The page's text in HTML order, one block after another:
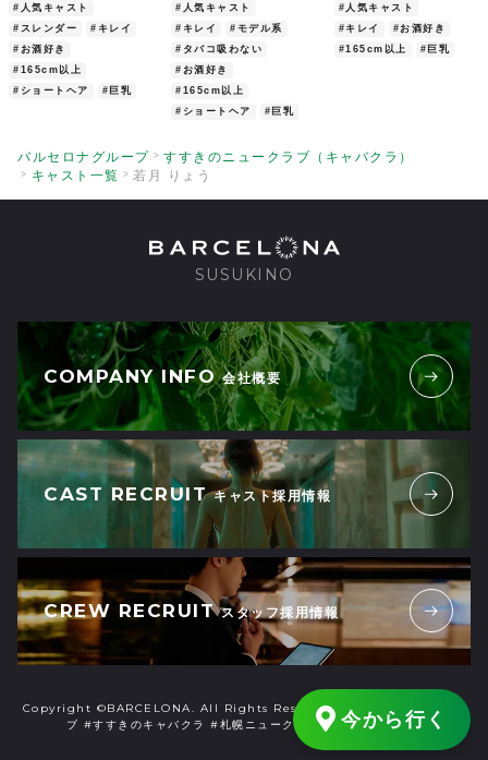
今から行く
#人気キャスト
#スレンダー
#キレイ
#お酒好き
#165cm以上
#ショートヘア
#巨乳
#人気キャスト
#キレイ
#モデル系
#タバコ吸わない
#お酒好き
#165cm以上
#ショートヘア
#巨乳
#人気キャスト
#キレイ
#お酒好き
#165cm以上
#巨乳
バルセロナグループ
すすきのニュークラブ（キャバクラ）
キャスト一覧
若月 りょう
SUSUKINO
COMPANY INFO 会社概要
CAST RECRUIT キャスト採用情報
CREW RECRUIT スタッフ採用情報
Copyright ©BARCELONA. All Rights Reserved. #すすきのニュークラ
ブ #すすきのキャバクラ #札幌ニュークラブ #札幌キャバクラ